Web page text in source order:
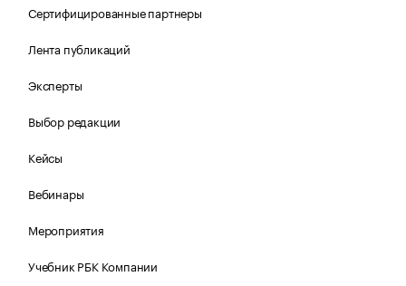
Сертифицированные партнеры
Лента публикаций
Эксперты
Выбор редакции
Кейсы
Вебинары
Мероприятия
Учебник РБК Компании